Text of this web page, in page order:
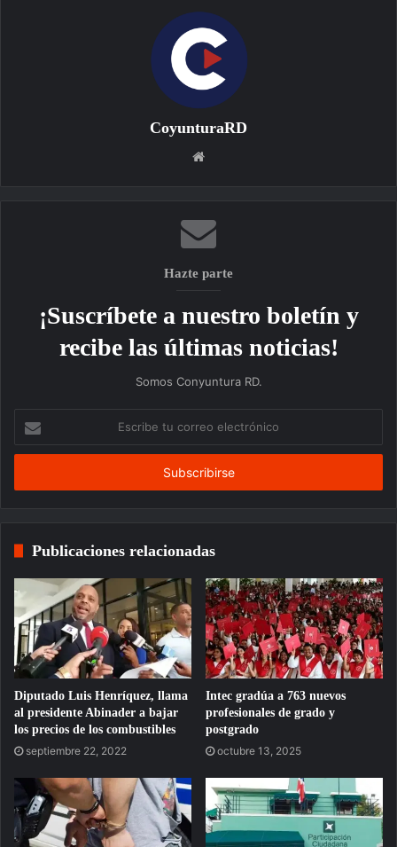
CoyunturaRD
Sitio
Hazte parte
¡Suscríbete a nuestro boletín y
recibe las últimas noticias!
Somos Conyuntura RD.
correo
Publicaciones relacionadas
Diputado Luis Henríquez, llama
al presidente Abinader a bajar
los precios de los combustibles
septiembre 22, 2022
Intec gradúa a 763 nuevos
profesionales de grado y
postgrado
octubre 13, 2025